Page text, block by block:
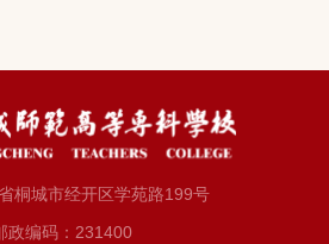
桐城市经开区学苑路199号
政编码：231400